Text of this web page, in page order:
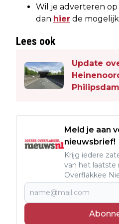
Wil je adverteren
dan hier de
Lees ook
Update
Philipsdam
Meld je aan
nieuwsbrief!
Krijg iedere
van het laatste
Overflakkee